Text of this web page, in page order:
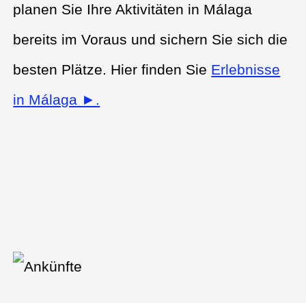
planen Sie Ihre Aktivitäten in Málaga
bereits im Voraus und sichern Sie sich die
besten Plätze. Hier finden Sie Erlebnisse
in Málaga ►.